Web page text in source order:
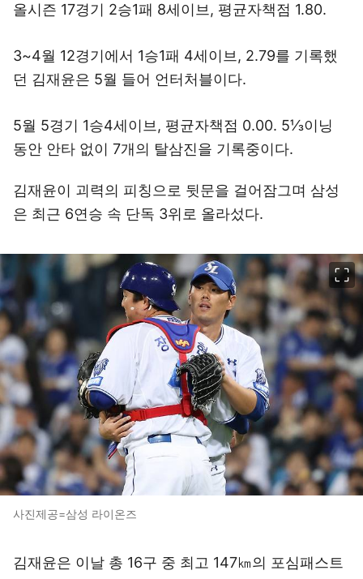
올시즌 17경기 2승1패 8세이브, 평균자책점 1.80.
3~4월 12경기에서 1승1패 4세이브, 2.79를 기록했
던 김재윤은 5월 들어 언터처블이다.
5월 5경기 1승4세이브, 평균자책점 0.00. 5⅓이닝
동안 안타 없이 7개의 탈삼진을 기록중이다.
김재윤이 괴력의 피칭으로 뒷문을 걸어잠그며 삼성
은 최근 6연승 속 단독 3위로 올라섰다.
사진제공=삼성 라이온즈
김재윤은 이날 총 16구 중 최고 147㎞의 포심패스트